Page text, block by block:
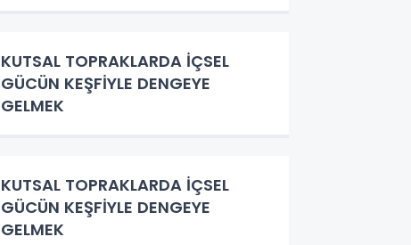
KUTSAL TOPRAKLARDA İÇSEL
GÜCÜN KEŞFİYLE DENGEYE
GELMEK
KUTSAL TOPRAKLARDA İÇSEL
GÜCÜN KEŞFİYLE DENGEYE
GELMEK